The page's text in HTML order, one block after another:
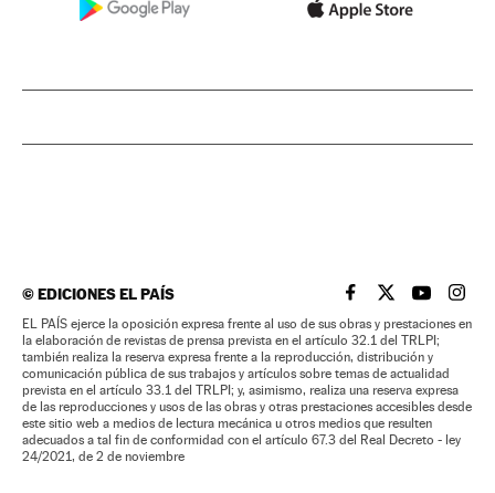
©EDICIONES EL PAÍS EL PAÍS BRASIL EN
EL PAÍSEL PAÍS
EL
EL PAÍS ejerce la oposición expresa frente al uso de sus obras y prestaciones en
la elaboración de revistas de prensa prevista en el artículo 32.1 del TRLPI;
también realiza la reserva expresa frente a la reproducción, distribución y
comunicación pública de sus trabajos y artículos sobre temas de actualidad
prevista en el artículo 33.1 del TRLPI; y, asimismo, realiza una reserva expresa
de las reproducciones y usos de las obras y otras prestaciones accesibles desde
este sitio web a medios de lectura mecánica u otros medios que resulten
adecuados a tal fin de conformidad con el artículo 67.3 del Real Decreto - ley
24/2021, de 2 de noviembre